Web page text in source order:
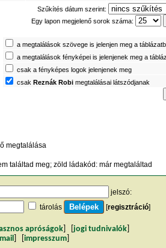
Szűkítés dátum szerint:
Egy lapon megjelenő sorok száma:
a megtalálások szövege is jelenjen meg a
a megtalálások fényképei is jelenjenek meg a
csak a fényképes logok jelenjenek meg
csakReznák Robi megtalálásai látszódjanak
megtalálása
találtad meg; zöld ládakód: már megtaláltad
jelszó:
tárolás
[regisztráció]
apróságok jogi tudnivalók
impresszum]